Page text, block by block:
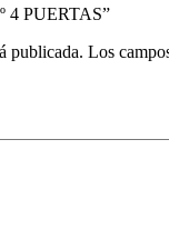
4 PUERTAS”
publicada. Los